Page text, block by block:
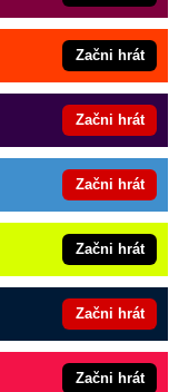
Začni hrát
Začni hrát
Začni hrát
Začni hrát
Začni hrát
Začni hrát